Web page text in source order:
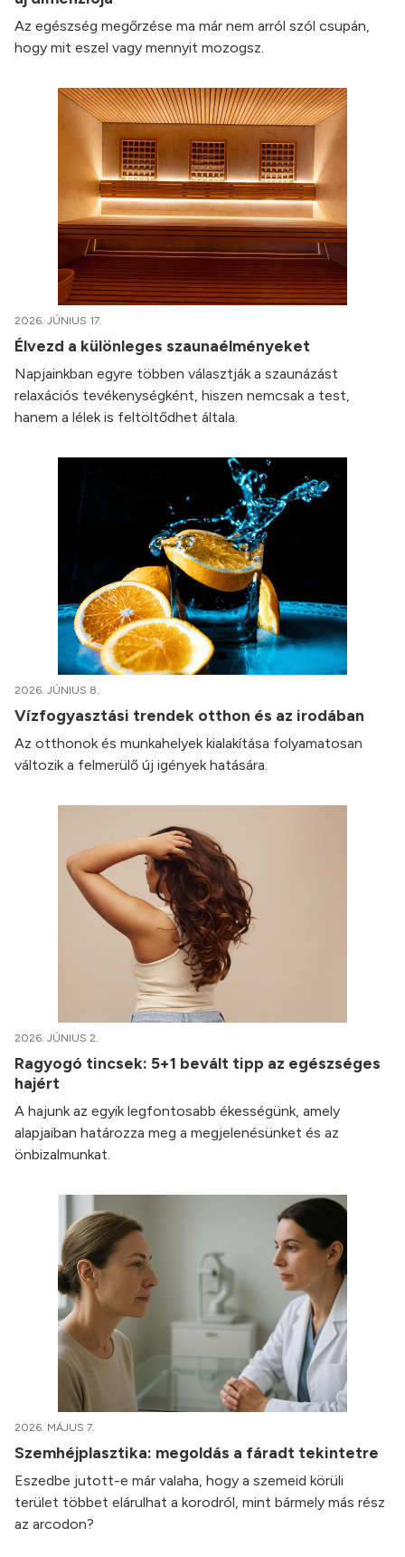
Az egészség megőrzése ma már nem arról szól csupán,
hogy mit eszel vagy mennyit mozogsz.
2026. JÚNIUS 17.
Élvezd a különleges szaunaélményeket
Napjainkban egyre többen választják a szaunázást
relaxációs tevékenységként, hiszen nemcsak a test,
hanem a lélek is feltöltődhet általa.
2026. JÚNIUS 8.
Vízfogyasztási trendek otthon és az irodában
Az otthonok és munkahelyek kialakítása folyamatosan
változik a felmerülő új igények hatására.
2026. JÚNIUS 2.
Ragyogó tincsek: 5+1 bevált tipp az egészséges
hajért
A hajunk az egyik legfontosabb ékességünk, amely
alapjaiban határozza meg a megjelenésünket és az
önbizalmunkat.
2026. MÁJUS 7.
Szemhéjplasztika: megoldás a fáradt tekintetre
Eszedbe jutott-e már valaha, hogy a szemeid körüli
terület többet elárulhat a korodról, mint bármely más rész
az arcodon?